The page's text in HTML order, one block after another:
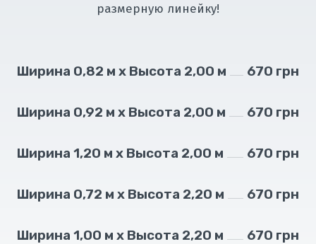
размерную линейку!
Ширина 0,82 м х Высота 2,00 м 670 грн
Ширина 0,92 м х Высота 2,00 м 670 грн
Ширина 1,20 м х Высота 2,00 м 670 грн
Ширина 0,72 м х Высота 2,20 м 670 грн
Ширина 1,00 м х Высота 2,20 м 670 грн